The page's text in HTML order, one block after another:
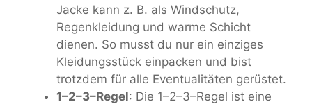
Jacke kann z. B. als Windschutz,
Regenkleidung und warme Schicht
dienen. So musst du nur ein einziges
Kleidungsstück einpacken und bist
trotzdem für alle Eventualitäten gerüstet.
1–2–3–Regel: Die 1–2–3–Regel ist eine